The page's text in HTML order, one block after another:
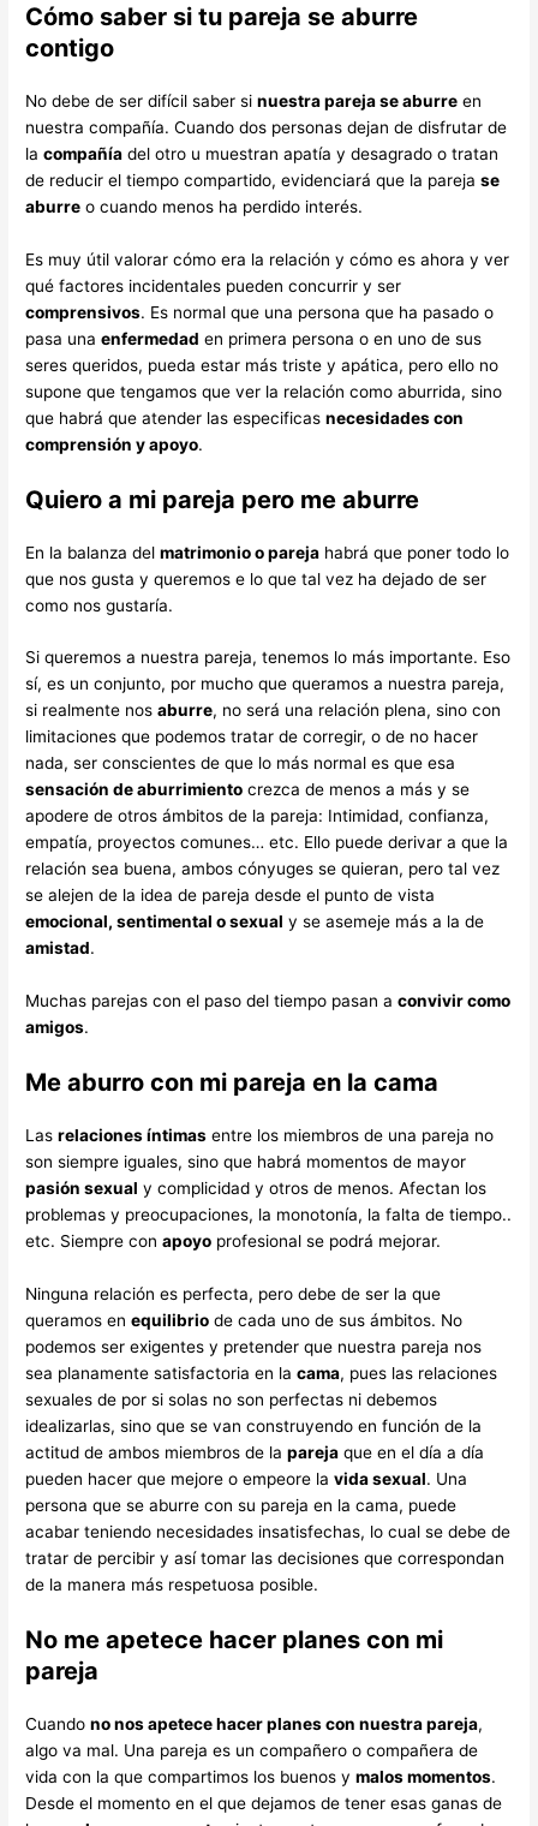
Cómo saber si tu pareja se aburre
contigo
No debe de ser difícil saber sinuestra pareja se aburre en
nuestra compañía. Cuando dos personas dejan de disfrutar de
lacompañía del otro u muestran apatía y desagrado o tratan
de reducir el tiempo compartido, evidenciará que la parejase
aburre o cuando menos ha perdido interés.
Es muy útil valorar cómo era la relación y cómo es ahora y ver
qué factores incidentales pueden concurrir y ser
comprensivos. Es normal que una persona que ha pasado o
pasa unaenfermedad en primera persona o en uno de sus
seres queridos, pueda estar más triste y apática, pero ello no
supone que tengamos que ver la relación como aburrida, sino
que habrá que atender las especificasnecesidades con
comprensión y apoyo.
Quiero a mi pareja pero me aburre
En la balanza delmatrimonio o pareja habrá que poner todo lo
que nos gusta y queremos e lo que tal vez ha dejado de ser
como nos gustaría.
Si queremos a nuestra pareja, tenemos lo más importante. Eso
sí, es un conjunto, por mucho que queramos a nuestra pareja,
si realmente nosaburre, no será una relación plena, sino con
limitaciones que podemos tratar de corregir, o de no hacer
nada, ser conscientes de que lo más normal es que esa
sensación de aburrimiento crezca de menos a más y se
apodere de otros ámbitos de la pareja: Intimidad, confianza,
empatía, proyectos comunes… etc. Ello puede derivar a que la
relación sea buena, ambos cónyuges se quieran, pero tal vez
se alejen de la idea de pareja desde el punto de vista
emocional, sentimental o sexual y se asemeje más a la de
amistad.
Muchas parejas con el paso del tiempo pasan aconvivir como
amigos.
Me aburro con mi pareja en la cama
Lasrelaciones íntimas entre los miembros de una pareja no
son siempre iguales, sino que habrá momentos de mayor
pasión sexual y complicidad y otros de menos. Afectan los
problemas y preocupaciones, la monotonía, la falta de tiempo..
etc. Siempre conapoyo profesional se podrá mejorar.
Ninguna relación es perfecta, pero debe de ser la que
queramos enequilibrio de cada uno de sus ámbitos. No
podemos ser exigentes y pretender que nuestra pareja nos
sea planamente satisfactoria en lacama, pues las relaciones
sexuales de por si solas no son perfectas ni debemos
idealizarlas, sino que se van construyendo en función de la
actitud de ambos miembros de lapareja que en el día a día
pueden hacer que mejore o empeore lavida sexual. Una
persona que se aburre con su pareja en la cama, puede
acabar teniendo necesidades insatisfechas, lo cual se debe de
tratar de percibir y así tomar las decisiones que correspondan
de la manera más respetuosa posible.
No me apetece hacer planes con mi
pareja
Cuandono nos apetece hacer planes con nuestra pareja,
algo va mal. Una pareja es un compañero o compañera de
vida con la que compartimos los buenos ymalos momentos.
Desde el momento en el que dejamos de tener esas ganas de